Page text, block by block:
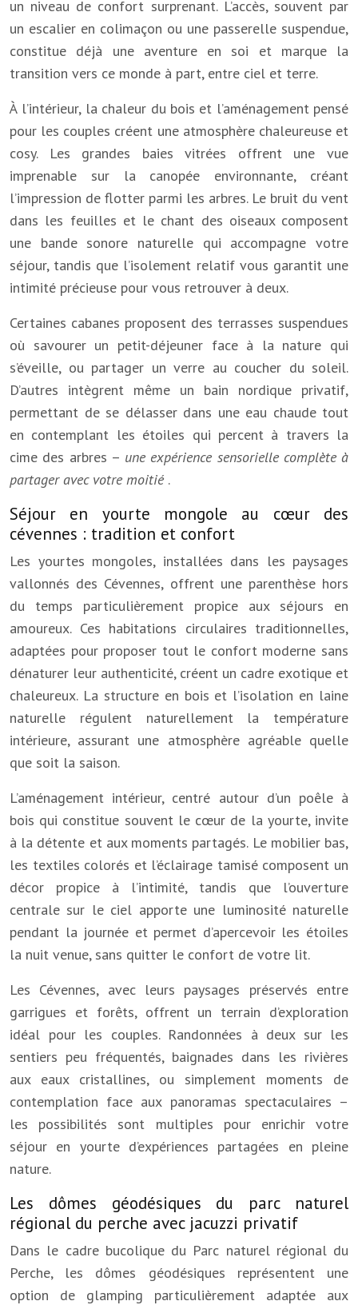
un niveau de confort surprenant. L’accès, souvent par
un escalier en colimaçon ou une passerelle suspendue,
constitue déjà une aventure en soi et marque la
transition vers ce monde à part, entre ciel et terre.
À l’intérieur, la chaleur du bois et l’aménagement pensé
pour les couples créent une atmosphère chaleureuse et
cosy. Les grandes baies vitrées offrent une vue
imprenable sur la canopée environnante, créant
l’impression de flotter parmi les arbres. Le bruit du vent
dans les feuilles et le chant des oiseaux composent
une bande sonore naturelle qui accompagne votre
séjour, tandis que l’isolement relatif vous garantit une
intimité précieuse pour vous retrouver à deux.
Certaines cabanes proposent des terrasses suspendues
où savourer un petit-déjeuner face à la nature qui
s’éveille, ou partager un verre au coucher du soleil.
D’autres intègrent même un bain nordique privatif,
permettant de se délasser dans une eau chaude tout
en contemplant les étoiles qui percent à travers la
cime des arbres – une expérience sensorielle complète à
partager avec votre moitié .
Séjour en yourte mongole au cœur des
cévennes : tradition et confort
Les yourtes mongoles, installées dans les paysages
vallonnés des Cévennes, offrent une parenthèse hors
du temps particulièrement propice aux séjours en
amoureux. Ces habitations circulaires traditionnelles,
adaptées pour proposer tout le confort moderne sans
dénaturer leur authenticité, créent un cadre exotique et
chaleureux. La structure en bois et l’isolation en laine
naturelle régulent naturellement la température
intérieure, assurant une atmosphère agréable quelle
que soit la saison.
L’aménagement intérieur, centré autour d’un poêle à
bois qui constitue souvent le cœur de la yourte, invite
à la détente et aux moments partagés. Le mobilier bas,
les textiles colorés et l’éclairage tamisé composent un
décor propice à l’intimité, tandis que l’ouverture
centrale sur le ciel apporte une luminosité naturelle
pendant la journée et permet d’apercevoir les étoiles
la nuit venue, sans quitter le confort de votre lit.
Les Cévennes, avec leurs paysages préservés entre
garrigues et forêts, offrent un terrain d’exploration
idéal pour les couples. Randonnées à deux sur les
sentiers peu fréquentés, baignades dans les rivières
aux eaux cristallines, ou simplement moments de
contemplation face aux panoramas spectaculaires –
les possibilités sont multiples pour enrichir votre
séjour en yourte d’expériences partagées en pleine
nature.
Les dômes géodésiques du parc naturel
régional du perche avec jacuzzi privatif
Dans le cadre bucolique du Parc naturel régional du
Perche, les dômes géodésiques représentent une
option de glamping particulièrement adaptée aux